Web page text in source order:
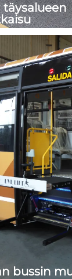
bussin